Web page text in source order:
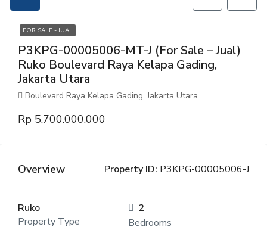
FOR SALE - JUAL
P3KPG-00005006-MT-J (For Sale – Jual)
Ruko Boulevard Raya Kelapa Gading,
Jakarta Utara
Boulevard Raya Kelapa Gading, Jakarta Utara
Rp 5.700.000.000
Overview Property ID: P3KPG-00005006-J
Ruko
Property Type
2
Bedrooms